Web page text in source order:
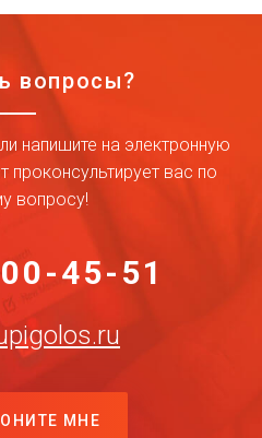
вопросы?
напишите на электронную
проконсультирует вас по
вопросу!
45-51
МНЕ